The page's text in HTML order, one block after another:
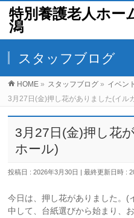
特別養護老人ホー
潟
スタッフブログ
HOME » スタッフブログ » イベント
3月27日(金)押し花がありました(イル
3月27日(金)押し花
ホール)
投稿日 : 2026年3月30日 最終更新日時 :
今日は、押し花がありました。
中して、台紙選びから始まり、